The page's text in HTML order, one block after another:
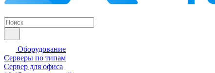
Оборудование
Серверы по типам
Сервер для офиса